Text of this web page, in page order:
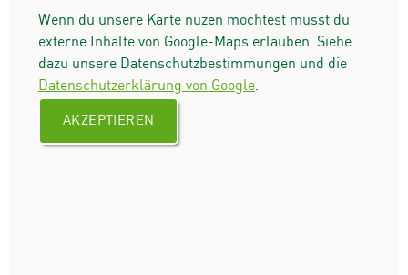
Wenn du unsere Karte nuzen möchtest musst du
externe Inhalte von Google-Maps erlauben. Siehe
dazu unsere Datenschutzbestimmungen und die
Datenschutzerklärung von Google.
AKZEPTIEREN